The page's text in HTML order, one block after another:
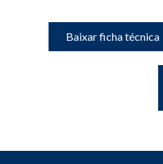
Baixar ficha técnica